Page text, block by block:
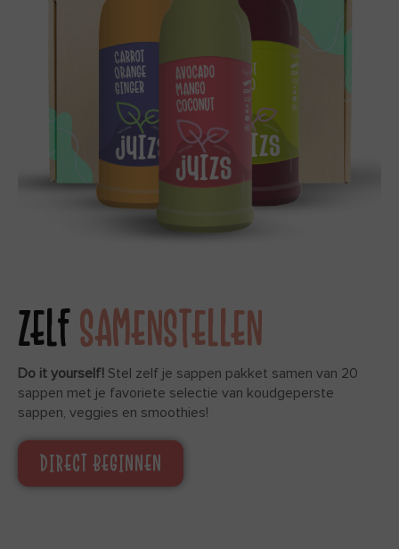
ZELFSAMENSTELLEN
Do it yourself! Stel zelf je sappen pakket samen van 20
sappen met je favoriete selectie van koudgeperste
sappen, veggies en smoothies!
DIRECT BEGINNEN